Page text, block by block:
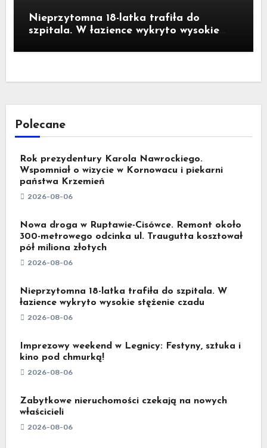
Nieprzytomna 18-latka trafiła do
szpitala. W łazience wykryto wysokie
Polecane
Rok prezydentury Karola Nawrockiego.
Wspomniał o wizycie w Kornowacu i piekarni
państwa Krzemień
2026-08-06
Nowa droga w Ruptawie-Cisówce. Remont około
300-metrowego odcinka ul. Traugutta kosztował
pół miliona złotych
2026-08-06
Nieprzytomna 18-latka trafiła do szpitala. W
łazience wykryto wysokie stężenie czadu
2026-08-06
Imprezowy weekend w Legnicy: Festyny, sztuka i
kino pod chmurką!
2026-08-06
Zabytkowe nieruchomości czekają na nowych
właścicieli
2026-08-06